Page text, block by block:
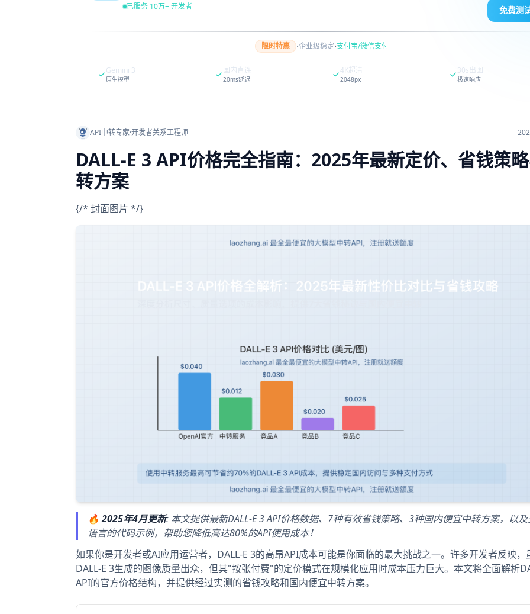
已服务 10万+ 开发者
免费测
限时特惠 ·企业级稳定·支付宝/微信支付
Gemini 3
原生模型
国内直连
20ms延迟
4K超清
2048px
30s出图
极速响应
API中转专家·开发者关系工程师
DALL-E 3 API价格完全指南：2025年最新定价、省钱策
转方案
{/* 封面图片 */}
🔥2025年4月更新: 本文提供最新DALL-E 3 API价格数据、7种有效省钱策略、3种国内便宜中转方案，以
语言的代码示例，帮助您降低高达80%的API使用成本！
如果你是开发者或AI应用运营者，DALL-E 3的高昂API成本可能是你面临的最大挑战之一。许多开发者反映，
DALL-E 3生成的图像质量出众，但其"按张付费"的定价模式在规模化应用时成本压力巨大。本文将全面解析
API的官方价格结构，并提供经过实测的省钱攻略和国内便宜中转方案。